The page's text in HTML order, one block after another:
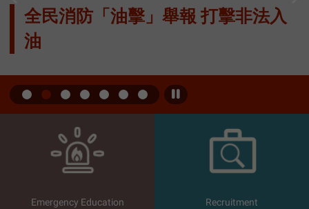
全民消防「油擊」舉報 打擊非法入
油
Hong Kong Fire Services
Emergency Education Recruitment